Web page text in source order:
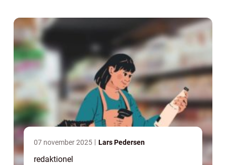
v...
07 november 2025 Lars Pedersen
redaktionel